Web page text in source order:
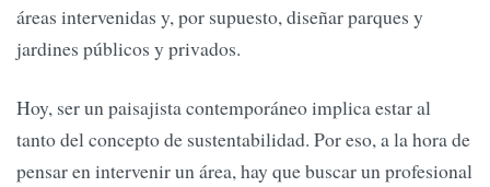
áreas intervenidas y, por supuesto, diseñar parques y
jardines públicos y privados.
Hoy, ser un paisajista contemporáneo implica estar al
tanto del concepto de sustentabilidad. Por eso, a la hora de
pensar en intervenir un área, hay que buscar un profesional